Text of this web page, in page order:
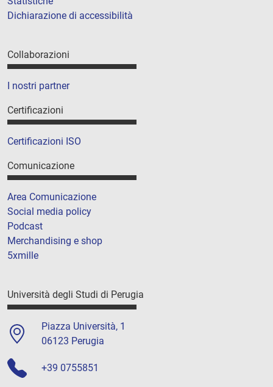
Dichiarazione di accessibilità
Collaborazioni
I nostri partner
Certificazioni
Certificazioni ISO
Comunicazione
Area Comunicazione
Social media policy
Podcast
Merchandising e shop
5xmille
Università degli Studi di Perugia
Piazza Università, 1
06123 Perugia
+39 0755851